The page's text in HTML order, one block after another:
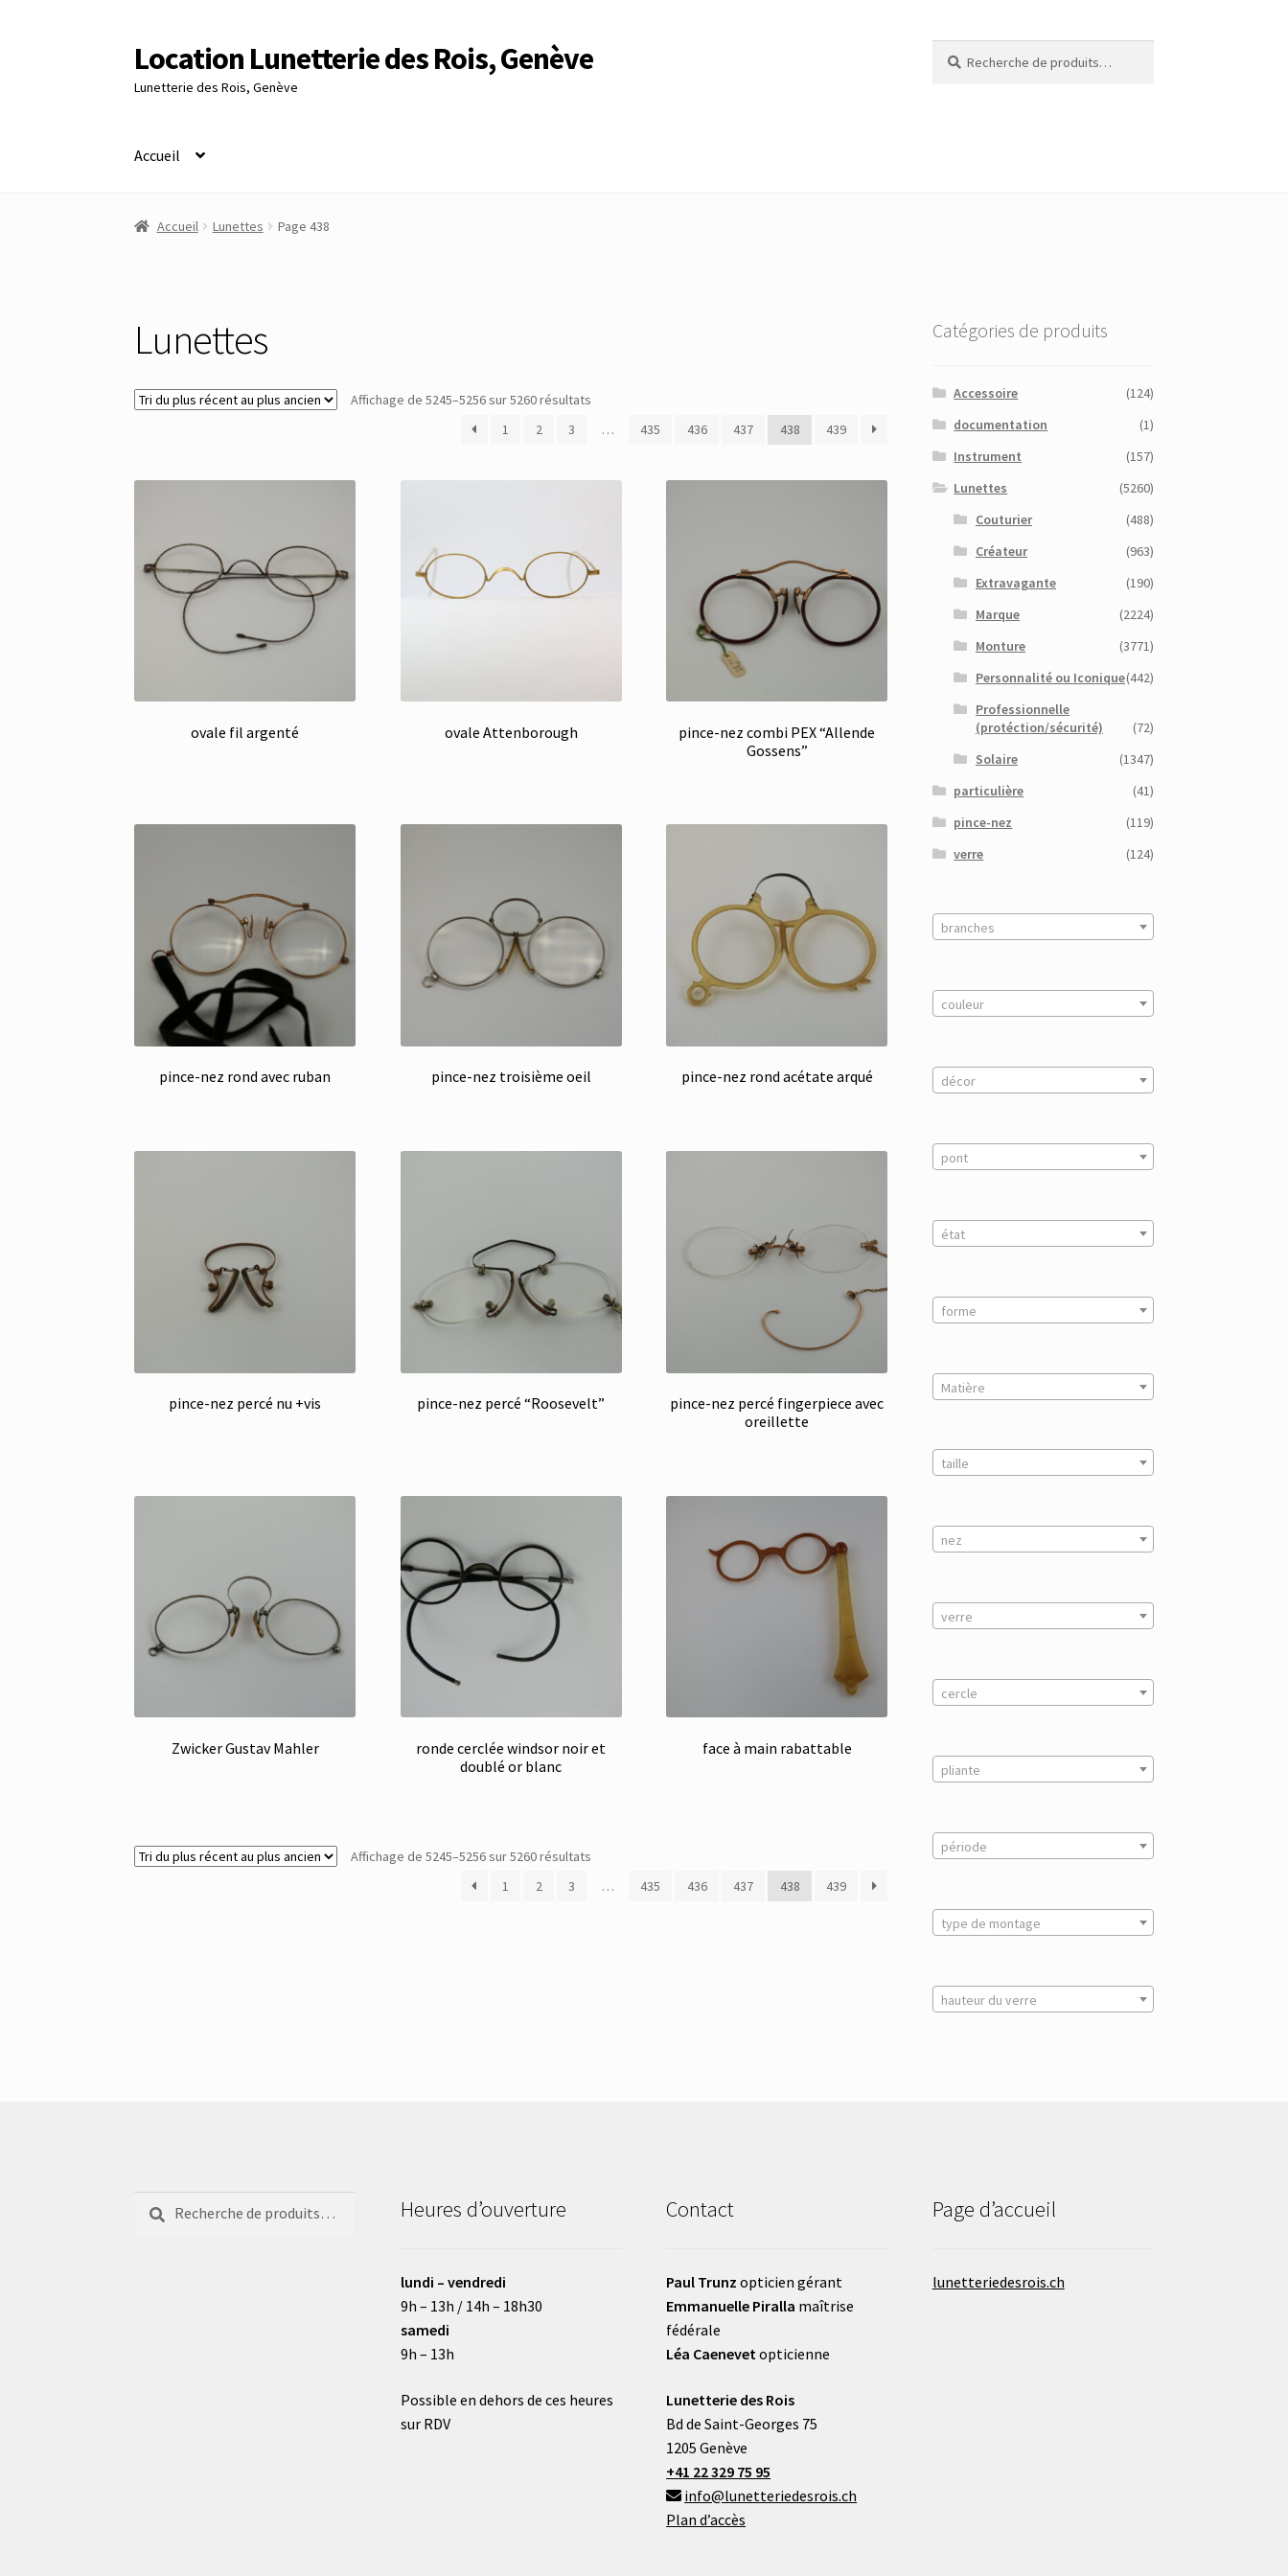
Aller
à
la
Aller
au
contenu
Location Lunetterie des Rois, Genève
Lunetterie des Rois, Genève
pour :
Accueil
Accueil Altimètre Artaria Genève
Accueil Lunettes Page 438
Lunettes
Affichage de 5245–5256 sur 5260 résultats
au
1 2 3 … 435 436 437 438 439
ovale fil argenté ovale Attenborough
pince-nez combi PEX “Allende
Gossens”
pince-nez rond avec ruban pince-nez troisième oeil pince-nez rond acétate arqué
pince-nez percé nu +vis pince-nez percé “Roosevelt”
pince-nez percé fingerpiece avec
oreillette
Zwicker Gustav Mahler
ronde cerclée windsor noir et
doublé or blanc
face à main rabattable
Affichage de 5245–5256 sur 5260 résultats
1 2 3 … 435 436 437 438 439
Catégories de produits
Accessoire
(124)
documentation
(1)
Instrument
(157)
Lunettes
(5260)
Couturier
(488)
Créateur
(963)
Extravagante
(190)
Marque
(2224)
Monture
(3771)
Personnalité ou Iconique(442)
Professionnelle
(protéction/sécurité)
(72)
Solaire
(1347)
particulière
(41)
pince-nez
(119)
verre
(124)
branches
couleur
décor
pont
état
forme
Matière
taille
nez
verre
cercle
pliante
période
type de montage
hauteur du verre
pour :
Heures d’ouverture
lundi – vendredi
9h – 13h / 14h – 18h30
samedi
9h – 13h
Possible en dehors de ces heures
sur RDV
Contact
Paul Trunz opticien gérant
Emmanuelle Piralla maîtrise
fédérale
Léa Caenevetopticienne
Lunetterie des Rois
Bd de Saint-Georges 75
1205 Genève
+41 22 329 75 95
info@lunetteriedesrois.ch
Plan d’accès
Page d’accueil
lunetteriedesrois.ch